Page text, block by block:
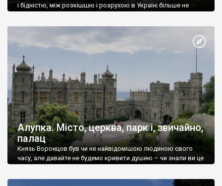
і бідністю, між розкішшю і розрухою в Україні більше не
Алупка. Місто, церква, парк і, звичайно,
палац
Князь Воронцов був чи не найвідомішою людиною свого
часу, але давайте не будемо кривити душею – чи знали ви це